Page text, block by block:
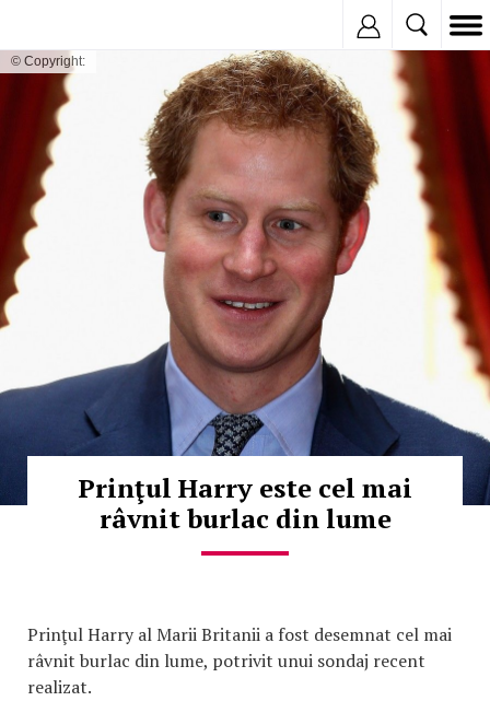
© Copyright:
Prinţul Harry este cel mai
râvnit burlac din lume
Prinţul Harry al Marii Britanii a fost desemnat cel mai
râvnit burlac din lume, potrivit unui sondaj recent
realizat.